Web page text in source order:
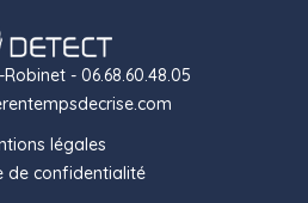
- 06.68.60.48.05
légales
de confidentialité